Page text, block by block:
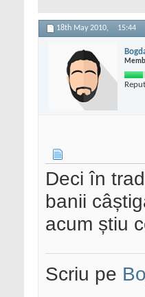
18th May 2010, 15:44
Deci în
banii
acum știu
Scriu pe